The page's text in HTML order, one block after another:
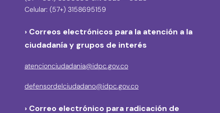
Celular: (57+) 3158695159
› Correos electrónicos para la atención a la
ciudadanía y grupos de interés
atencionciudadania@idpc.gov.co
defensordelciudadano@idpc.gov.co
› Correo electrónico para radicación de